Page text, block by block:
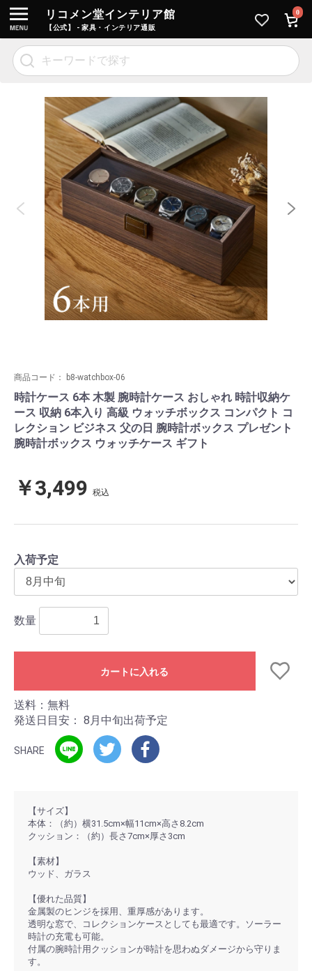
リコメン堂インテリア館
【公式】 - 家具・インテリア通販
0
商品コード： b8-watchbox-06
時計ケース 6本 木製 腕時計ケース おしゃれ 時計収納ケ
ース 収納 6本入り 高級 ウォッチボックス コンパクト コ
レクション ビジネス 父の日 腕時計ボックス プレゼント
腕時計ボックス ウォッチケース ギフト
￥3,499 税込
入荷予定
数量
カートに入れる
送料：無料
発送日目安： 8月中旬出荷予定
SHARE
【サイズ】
本体：（約）横31.5cm×幅11cm×高さ8.2cm
クッション：（約）長さ7cm×厚さ3cm
【素材】
ウッド、ガラス
【優れた品質】
金属製のヒンジを採用、重厚感があります。
透明な窓で、コレクションケースとしても最適です。ソーラー
時計の充電も可能。
付属の腕時計用クッションが時計を思わぬダメージから守りま
す。